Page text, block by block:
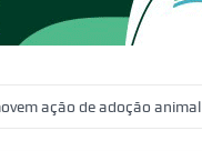
animal neste sábado